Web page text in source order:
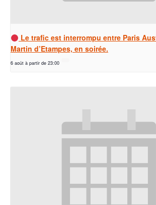
Le trafic est interrompu entre Paris
Martin d’Etampes, en soirée.
6 août à partir de 23:00